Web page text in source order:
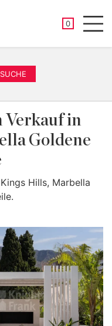
0
in
Goldene
Hills, Marbella